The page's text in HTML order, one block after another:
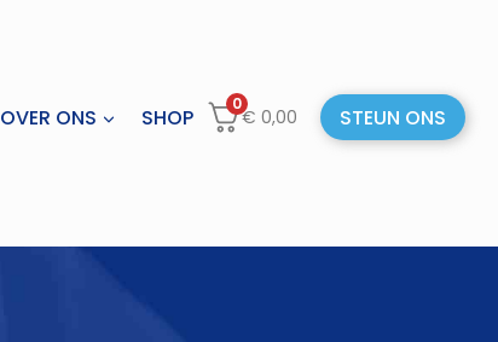
OVER ONS SHOP 0
€ 0,00 STEUN ONS